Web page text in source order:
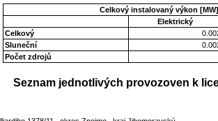
Celkový instalovaný výkon [MW]
Elektrický
Celkový
Sluneční
Počet zdrojů
Seznam jednotlivých provozoven k